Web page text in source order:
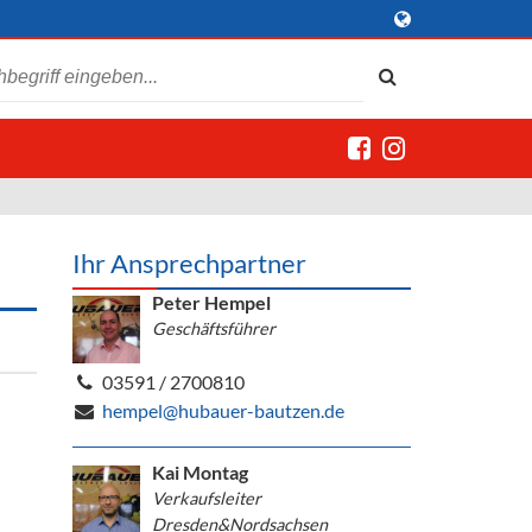
Ihr Ansprechpartner
Peter Hempel
Geschäftsführer
03591 / 2700810
hempel@hubauer-bautzen.de
Kai Montag
Verkaufsleiter
Dresden&Nordsachsen